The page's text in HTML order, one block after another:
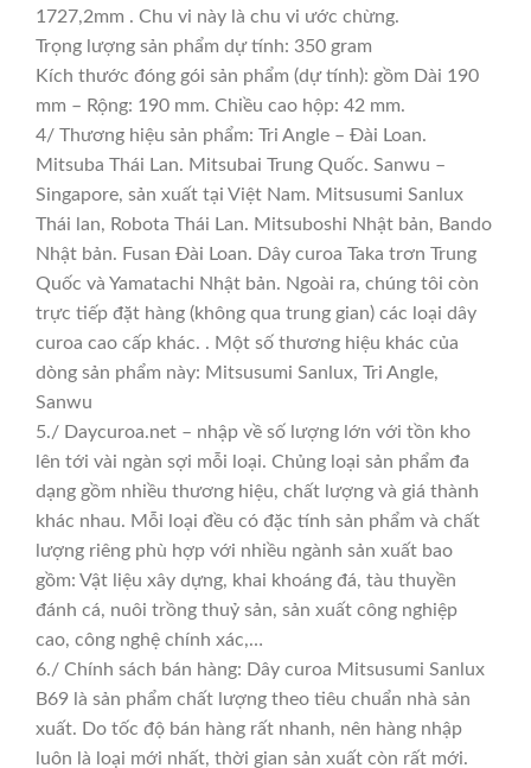
1727,2mm . Chu vi này là chu vi ước chừng.
Trọng lượng sản phẩm dự tính: 350 gram
Kích thước đóng gói sản phẩm (dự tính): gồm Dài 190
mm – Rộng: 190 mm. Chiều cao hộp: 42 mm.
4/ Thương hiệu sản phẩm: Tri Angle – Đài Loan.
Mitsuba Thái Lan. Mitsubai Trung Quốc. Sanwu –
Singapore, sản xuất tại Việt Nam. Mitsusumi Sanlux
Thái lan, Robota Thái Lan. Mitsuboshi Nhật bản, Bando
Nhật bản. Fusan Đài Loan. Dây curoa Taka trơn Trung
Quốc và Yamatachi Nhật bản. Ngoài ra, chúng tôi còn
trực tiếp đặt hàng (không qua trung gian) các loại dây
curoa cao cấp khác. . Một số thương hiệu khác của
dòng sản phẩm này: Mitsusumi Sanlux, Tri Angle,
Sanwu
5./ Daycuroa.net – nhập về số lượng lớn với tồn kho
lên tới vài ngàn sợi mỗi loại. Chủng loại sản phẩm đa
dạng gồm nhiều thương hiệu, chất lượng và giá thành
khác nhau. Mỗi loại đều có đặc tính sản phẩm và chất
lượng riêng phù hợp với nhiều ngành sản xuất bao
gồm: Vật liệu xây dựng, khai khoáng đá, tàu thuyền
đánh cá, nuôi trồng thuỷ sản, sản xuất công nghiệp
cao, công nghệ chính xác,…
6./ Chính sách bán hàng: Dây curoa Mitsusumi Sanlux
B69 là sản phẩm chất lượng theo tiêu chuẩn nhà sản
xuất. Do tốc độ bán hàng rất nhanh, nên hàng nhập
luôn là loại mới nhất, thời gian sản xuất còn rất mới.